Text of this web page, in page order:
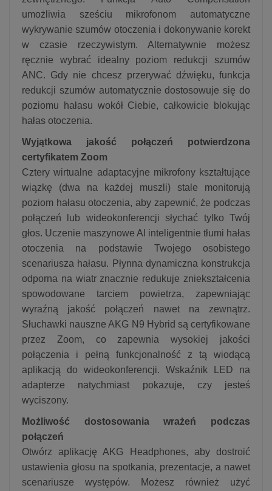
umożliwia sześciu mikrofonom automatyczne
wykrywanie szumów otoczenia i dokonywanie korekt
w czasie rzeczywistym. Alternatywnie możesz
ręcznie wybrać idealny poziom redukcji szumów
ANC. Gdy nie chcesz przerywać dźwięku, funkcja
redukcji szumów automatycznie dostosowuje się do
poziomu hałasu wokół Ciebie, całkowicie blokując
hałas otoczenia.
Wyjątkowa jakość połączeń potwierdzona
certyfikatem Zoom
Cztery wirtualne adaptacyjne mikrofony kształtujące
wiązkę (dwa na każdej muszli) stale monitorują
poziom hałasu otoczenia, aby zapewnić, że podczas
połączeń lub wideokonferencji słychać tylko Twój
głos. Uczenie maszynowe AI inteligentnie tłumi hałas
otoczenia na podstawie Twojego osobistego
scenariusza hałasu. Płynna dynamiczna konstrukcja
odporna na wiatr znacznie redukuje zniekształcenia
spowodowane tarciem powietrza, zapewniając
wyraźną jakość połączeń nawet na zewnątrz.
Słuchawki nauszne AKG N9 Hybrid są certyfikowane
przez Zoom, co zapewnia wysokiej jakości
połączenia i pełną funkcjonalność z tą wiodącą
aplikacją do wideokonferencji. Wskaźnik LED na
adapterze natychmiast pokazuje, czy jesteś
wyciszony.
Możliwość dostosowania wrażeń podczas
połączeń
Otwórz aplikację AKG Headphones, aby dostroić
ustawienia głosu na spotkania, prezentacje, a nawet
scenariusze występów. Możesz również użyć